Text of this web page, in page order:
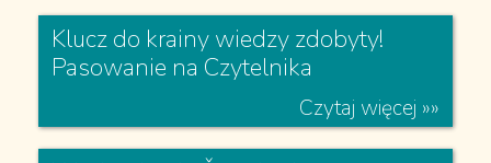
Alarm przeciwpożarowy
Czytaj więcej »»